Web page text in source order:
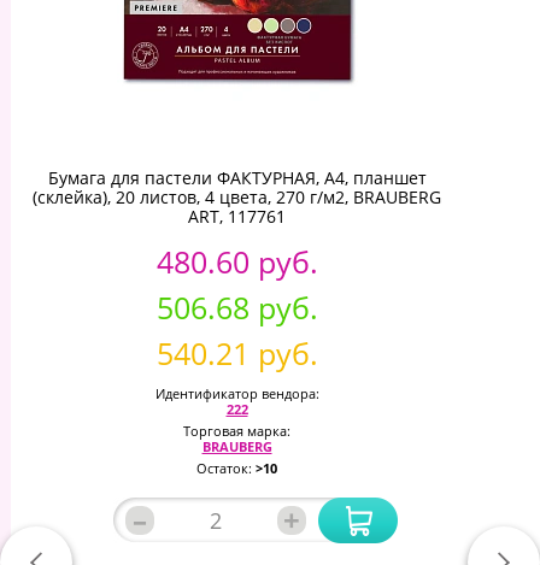
Бумага для пастели ФАКТУРНАЯ, А4, планшет
(склейка), 20 листов, 4 цвета, 270 г/м2, BRAUBERG
ART, 117761
480.60 руб.
506.68 руб.
540.21 руб.
Идентификатор вендора:
222
Торговая марка:
BRAUBERG
Остаток: >10
– +